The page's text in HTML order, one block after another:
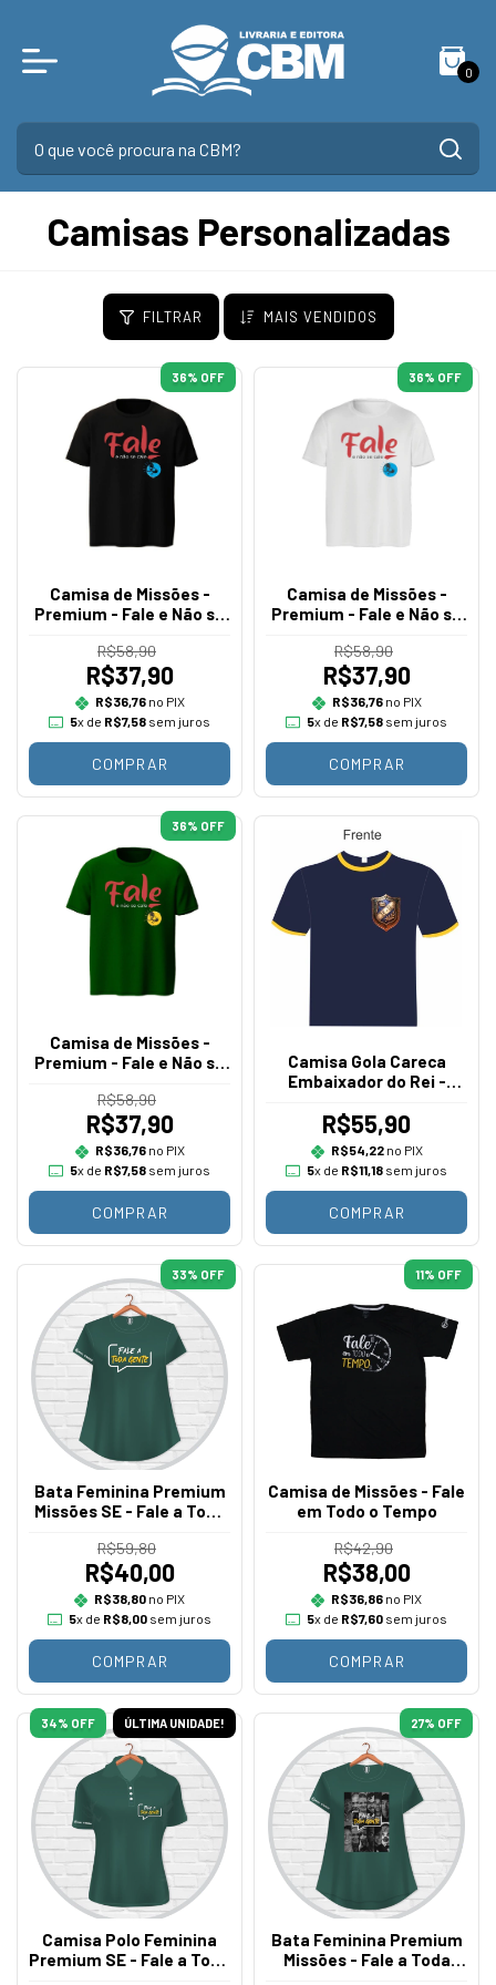
0
Camisas Personalizadas
FILTRAR MAIS VENDIDOS
36% OFF
Camisa de Missões -
Premium - Fale e Não se
R$58,90
R$37,90
R$36,76no PIX
5x de R$7,58 sem juros
COMPRAR
36% OFF
Camisa de Missões -
Premium - Fale e Não se
R$58,90
R$37,90
R$36,76no PIX
5x de R$7,58 sem juros
COMPRAR
36% OFF
Camisa de Missões -
Premium - Fale e Não se
R$58,90
R$37,90
R$36,76no PIX
5x de R$7,58 sem juros
COMPRAR
Camisa Gola Careca
Embaixador do Rei -
R$55,90
R$54,22no PIX
5x de R$11,18 sem juros
COMPRAR
33% OFF
Bata Feminina Premium
Missões SE - Fale a Toda
R$59,80
R$40,00
R$38,80 no PIX
5x de R$8,00 sem juros
COMPRAR
11% OFF
Camisa de Missões - Fale
em Todo o Tempo
R$42,90
R$38,00
R$36,86 no PIX
5x de R$7,60 sem juros
COMPRAR
34% OFF ÚLTIMA UNIDADE!
Camisa Polo Feminina
Premium SE - Fale a Toda
27% OFF
Bata Feminina Premium
Missões - Fale a Toda